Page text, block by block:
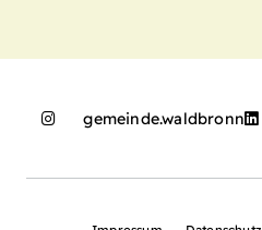
gemeinde.waldbronn